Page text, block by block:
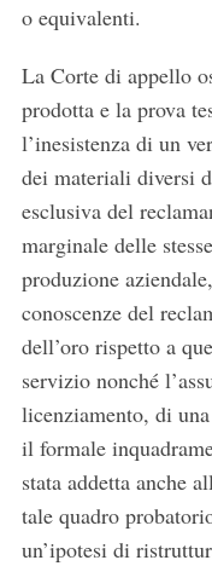
o equivalenti.
La Corte di appello
prodotta e la prova
l’inesistenza di un
dei materiali diversi
esclusiva del
marginale delle
produzione
conoscenze del
dell’oro rispetto a
servizio nonché
licenziamento, di
il formale
stata addetta anche
tale quadro
un’ipotesi di